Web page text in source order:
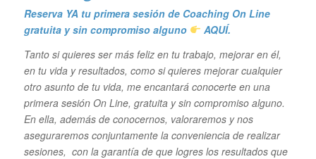
Reserva YA tu primera sesión de Coaching On Line
gratuita y sin compromiso alguno
AQUÍ.
Tanto si quieres ser más feliz en tu trabajo, mejorar en él,
en tu vida y resultados, como si quieres mejorar cualquier
otro asunto de tu vida, me encantará conocerte en una
primera sesión On Line, gratuita y sin compromiso alguno.
En ella, además de conocernos, valoraremos y nos
aseguraremos conjuntamente la conveniencia de realizar
sesiones, con la garantía de que logres los resultados que